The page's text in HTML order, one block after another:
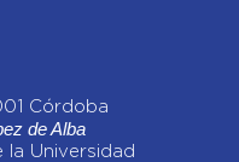
Córdoba
de Alba
la Universidad